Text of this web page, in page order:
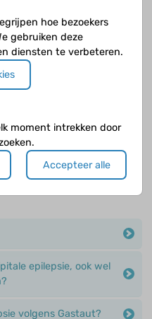
aanval?
gevonden?
stellen aan een
epilepsie, ook wel
volgens Gastaut?
hoe bezoekers
gebruiken deze
diensten te verbeteren.
moment intrekken door
Accepteer alle